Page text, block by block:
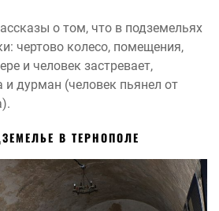
о том, что в подземельях
чертово колесо, помещения,
и человек застревает,
дурман (человек пьянел от
В ТЕРНОПОЛЕ